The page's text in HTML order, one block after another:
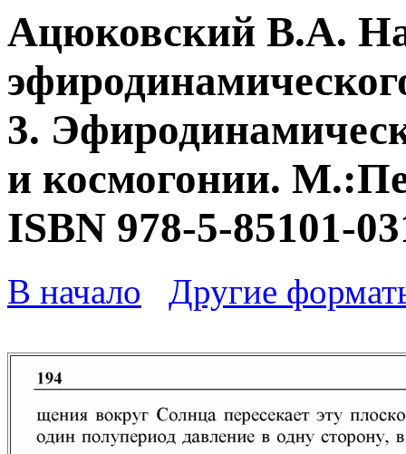
Ацюковский В.А.
3.
и космогонии.
ISBN 978-5-85101-
В начало Другие